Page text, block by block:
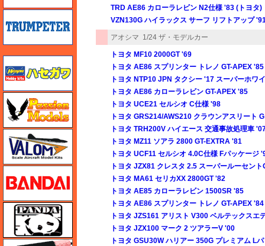
TRD AE86 カローラレビン N2仕様 '83 (トヨタ)
VZN130G ハイラックス サーフ リフトアップ
アオシマ 1/24 ザ・モデルカー
トヨタ MF10 2000GT '69
トヨタ AE86 スプリンター トレノ GT-APEX '85
トヨタ NTP10 JPN タクシー '17 スーパーホワ
トヨタ AE86 カローラレビン GT-APEX '85
トヨタ UCE21 セルシオ C仕様 '98
トヨタ GRS214/AWS210 クラウンアスリート
トヨタ TRH200V ハイエース 交通事故処理車
トヨタ MZ11 ソアラ 2800 GT-EXTRA '81
トヨタ UCF11 セルシオ 4.0C仕様 Fパッケージ
トヨタ JZX81 クレスタ 2.5 スーパールーセント
トヨタ MA61 セリカXX 2800GT '82
トヨタ AE85 カローラレビン 1500SR '85
トヨタ AE86 スプリンター トレノ GT-APEX '84
トヨタ JZS161 アリスト V300 ベルテックスエ
トヨタ JZX100 マーク 2 ツアラーV '00
トヨタ GSU30W ハリアー 350G プレミアム L
バロムモデル
パンダホビー
ヒートペン（十和田技研・ブレインファクトリー）